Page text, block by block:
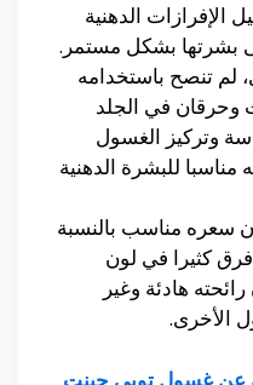
الإفرازات الدهنية
بشرتها بشكل مستمر.
لم تنصح باستخدامه
وحرقان في الجلد
وتركيز الغسول
مناسبا للبشرة الدهنية
سعره مناسب بالنسبة
فرق كثيرا في لون
هادئة وغير
الأخرى.
عن غسول توبي جينت